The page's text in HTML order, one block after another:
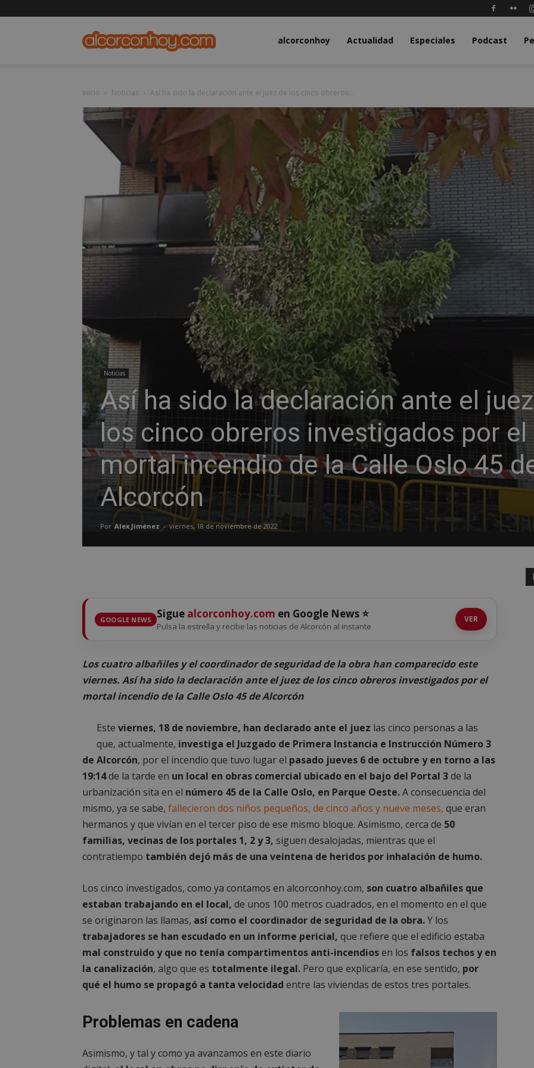
alcorconhoy.comalcorconhoy Actualidad Especiales Podcast
Inicio Noticias Así ha sido la declaración ante el juez de los cinco obreros...
Noticias
Así ha sido la declaración ante el
los cinco obreros investigados por el
mortal incendio de la Calle Oslo 45
Alcorcón
Por Alex Jiménez - viernes, 18 de noviembre de 2022
GOOGLE NEWS Sigue alcorconhoy.com en Google News ⭐
Pulsa la estrella y recibe las noticias de Alcorcón al instante
VER
Los cuatro albañiles y el coordinador de seguridad de la obra han comparecido este
viernes. Así ha sido la declaración ante el juez de los cinco obreros investigados por el
mortal incendio de la Calle Oslo 45 de Alcorcón
Este viernes, 18 de noviembre, han declarado ante el juez las cinco personas a las
que, actualmente, investiga el Juzgado de Primera Instancia e Instrucción Número 3
de Alcorcón, por el incendio que tuvo lugar el pasado jueves 6 de octubre y en torno a las
19:14de la tarde en un local en obras comercial ubicado en el bajo del Portal 3de la
urbanización sita en el número 45 de la Calle Oslo, en Parque Oeste.A consecuencia del
mismo, ya se sabe, fallecieron dos niños pequeños, de cinco años y nueve meses, que eran
hermanos y que vivían en el tercer piso de ese mismo bloque. Asimismo, cerca de 50
familias, vecinas de los portales 1, 2 y 3, siguen desalojadas, mientras que el
contratiempo también dejó más de una veintena de heridos por inhalación de humo.
Los cinco investigados, como ya contamos en alcorconhoy.com, son cuatro albañiles que
estaban trabajando en el local, de unos 100 metros cuadrados, en el momento en el que
se originaron las llamas, así como el coordinador de seguridad de la obra.Y los
trabajadores se han escudado en un informe pericial, que refiere que el edificio estaba
mal construido y que no tenía compartimentos anti-incendiosen los falsos techos y en
la canalización, algo que es totalmente ilegal. Pero que explicaría, en ese sentido, por
qué el humo se propagó a tanta velocidad entre las viviendas de estos tres portales.
Problemas en cadena
Asimismo, y tal y como ya avanzamos en este diario